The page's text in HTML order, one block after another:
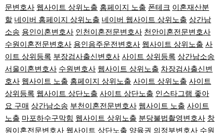
문변호사 웹사이트 상위노출 홈페이지 노출 폰테크 이혼재산분
할 네이버 홈페이지 상위노출 네이버 웹사이트 상위노출 상간남
소송 용인이혼변호사 인천이혼전문변호사 천안이혼전문변호사
수원이혼전문변호사 용인음주운전변호사 웹사이트 상위노출 사
이트 상위등록 부장검사출신변호사 사이트 상위등록 상간남소송
서울이혼변호사 수원변호사 웹사이트 상위노출 차장검사출신변
호사 웹사이트 노출 홈페이지 상위노출 사이트 상위노출 사이트
상위등록 웹사이트 상단노출 사이트 상단노출 인스타그램 좋아
요 구매 상간남소송 부천이혼전문변호사 웹사이트 노출 사이트
노출 마포하수구막힘 웹사이트 상위노출 분당불법촬영변호사 창
원이혼전문변호사 웹사이트 상단노출 양육권 의정부변호사 수원